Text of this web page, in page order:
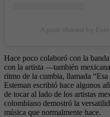
Hace poco colaboró con la
con la artista —también
ritmo de la cumbia, llamada
Esteman escribió hace algunos
de tocar al lado de los artistas
colombiano demostró la
música que normalmente hace.